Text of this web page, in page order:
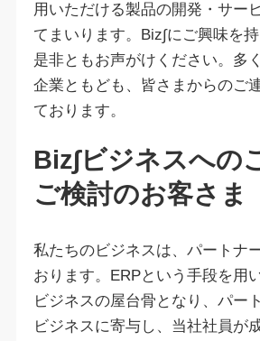
用いただける製品の開発・サー
てまいります。Biz∫にご興味を持
是非ともお声がけください。多
企業ともども、皆さまからのご
ております。
Biz∫ビジネスへの
ご検討のお客さま
私たちのビジネスは、パートナ
おります。ERPという手段を用
ビジネスの屋台骨となり、パー
ビジネスに寄与し、当社社員が